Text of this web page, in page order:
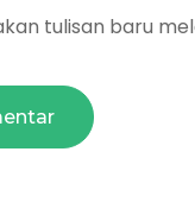
tulisan baru